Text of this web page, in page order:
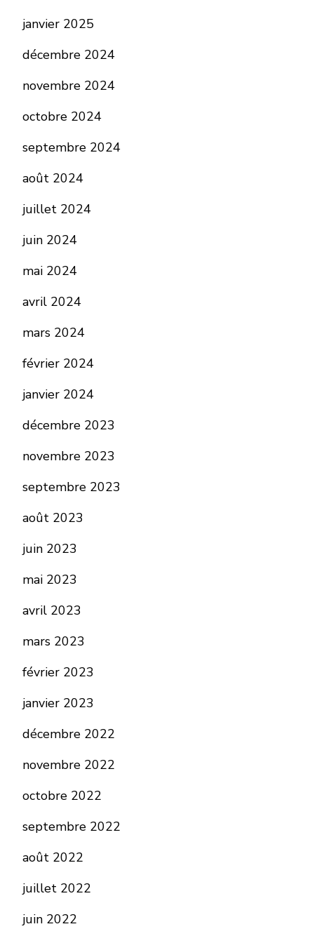
janvier 2025
décembre 2024
novembre 2024
octobre 2024
septembre 2024
août 2024
juillet 2024
juin 2024
mai 2024
avril 2024
mars 2024
février 2024
janvier 2024
décembre 2023
novembre 2023
septembre 2023
août 2023
juin 2023
mai 2023
avril 2023
mars 2023
février 2023
janvier 2023
décembre 2022
novembre 2022
octobre 2022
septembre 2022
août 2022
juillet 2022
juin 2022